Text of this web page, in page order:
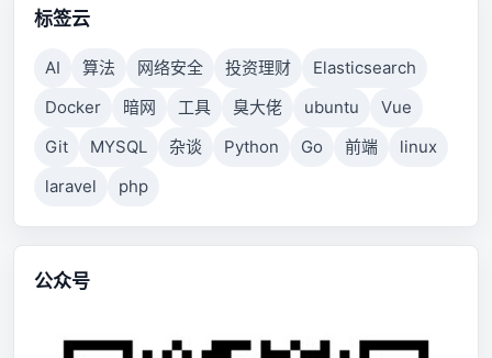
标签云
AI 算法 网络安全 投资理财
Elasticsearch
Docker
暗网 工具 臭大佬 ubuntu
Vue
Git
MYSQL 杂谈 Python Go 前端
linux
laravel
php
公众号